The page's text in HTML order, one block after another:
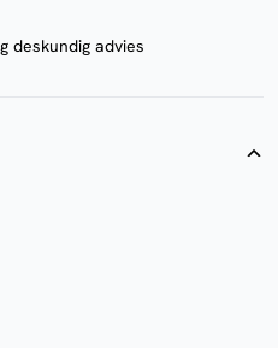
deskundig advies